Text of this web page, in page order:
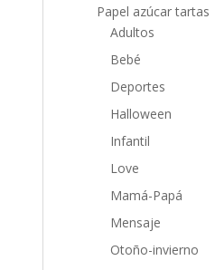
Papel azúcar tartas
Adultos
Bebé
Deportes
Halloween
Infantil
Love
Mamá-Papá
Mensaje
Otoño-invierno